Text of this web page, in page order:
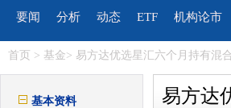
要闻 分析 动态 ETF 机构论市
首页 > 基金> 易方达优选星汇六个月持有混
基本资料
易方达